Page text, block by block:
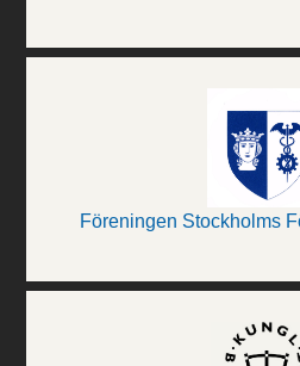
Föreningen Stockholms